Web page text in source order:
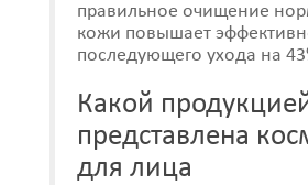
правильное очищение
кожи повышает
последующего ухода на
Какой
представлена
для лица